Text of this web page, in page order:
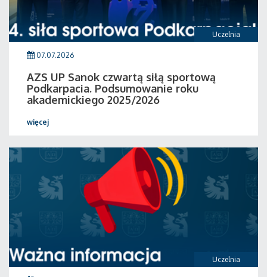
Uczelnia
07.07.2026
AZS UP Sanok czwartą siłą sportową
Podkarpacia. Podsumowanie roku
akademickiego 2025/2026
więcej
Uczelnia